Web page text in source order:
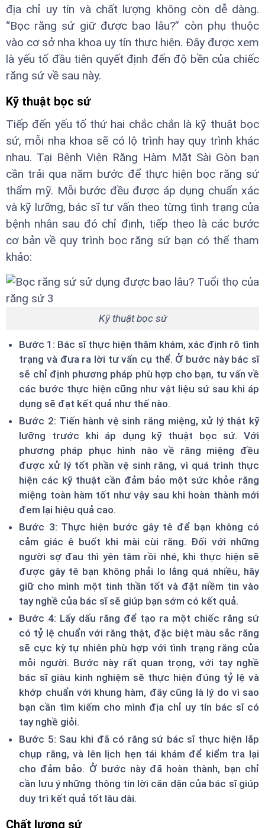
địa chỉ uy tín và chất lượng không còn dễ dàng.
“Bọc răng sứ giữ được bao lâu?” còn phụ thuộc
vào cơ sở nha khoa uy tín thực hiện. Đây được xem
là yếu tố đầu tiên quyết định đến độ bền của chiếc
răng sứ về sau này.
Kỹ thuật bọc sứ
Tiếp đến yếu tố thứ hai chắc chắn là kỹ thuật bọc
sứ, mỗi nha khoa sẽ có lộ trình hay quy trình khác
nhau. Tại Bệnh Viện Răng Hàm Mặt Sài Gòn bạn
cần trải qua năm bước để thực hiện bọc răng sứ
thẩm mỹ. Mỗi bước đều được áp dụng chuẩn xác
và kỹ lưỡng, bác sĩ tư vấn theo từng tình trạng của
bệnh nhân sau đó chỉ định, tiếp theo là các bước
cơ bản về quy trình bọc răng sứ bạn có thể tham
khảo:
Kỹ thuật bọc sứ
Bước 1: Bác sĩ thực hiện thăm khám, xác định rõ tình
trạng và đưa ra lời tư vấn cụ thể. Ở bước này bác sĩ
sẽ chỉ định phương pháp phù hợp cho bạn, tư vấn về
các bước thực hiện cũng như vật liệu sứ sau khi áp
dụng sẽ đạt kết quả như thế nào.
Bước 2: Tiến hành vệ sinh răng miệng, xử lý thật kỹ
lưỡng trước khi áp dụng kỹ thuật bọc sứ. Với
phương pháp phục hình nào về răng miệng đều
được xử lý tốt phần vệ sinh răng, vì quá trình thực
hiện các kỹ thuật cần đảm bảo một sức khỏe răng
miệng toàn hàm tốt như vậy sau khi hoàn thành mới
đem lại hiệu quả cao.
Bước 3: Thực hiện bước gây tê để bạn không có
cảm giác ê buốt khi mài cùi răng. Đối với những
người sợ đau thì yên tâm rồi nhé, khi thực hiện sẽ
được gây tê bạn không phải lo lắng quá nhiều, hãy
giữ cho mình một tinh thần tốt và đặt niềm tin vào
tay nghề của bác sĩ sẽ giúp bạn sớm có kết quả.
Bước 4: Lấy dấu răng để tạo ra một chiếc răng sứ
có tỷ lệ chuẩn với răng thật, đặc biệt màu sắc răng
sẽ cực kỳ tự nhiên phù hợp với tình trạng răng của
mỗi người. Bước này rất quan trọng, với tay nghề
bác sĩ giàu kinh nghiệm sẽ thực hiện đúng tỷ lệ và
khớp chuẩn với khung hàm, đây cũng là lý do vì sao
bạn cần tìm kiếm cho mình địa chỉ uy tín bác sĩ có
tay nghề giỏi.
Bước 5: Sau khi đã có răng sứ bác sĩ thực hiện lắp
chụp răng, và lên lịch hẹn tái khám để kiểm tra lại
cho đảm bảo. Ở bước này đã hoàn thành, bạn chỉ
cần lưu ý những thông tin lời căn dặn của bác sĩ giúp
duy trì kết quả tốt lâu dài.
Chất lượng sứ